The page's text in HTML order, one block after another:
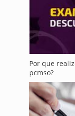
Por que
pcmso?